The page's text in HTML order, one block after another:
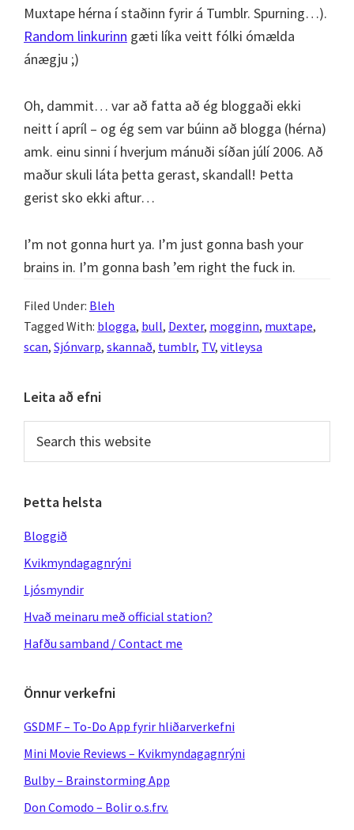
Muxtape hérna í staðinn fyrir á Tumblr. Spurning…).
Random linkurinn gæti líka veitt fólki ómælda
ánægju ;)
Oh, dammit… var að fatta að ég bloggaði ekki
neitt í apríl – og ég sem var búinn að blogga (hérna)
amk. einu sinni í hverjum mánuði síðan júlí 2006. Að
maður skuli láta þetta gerast, skandall! Þetta
gerist sko ekki aftur…
I’m not gonna hurt ya. I’m just gonna bash your
brains in. I’m gonna bash ’em right the fuck in.
Filed Under: Bleh
Tagged With: blogga, bull, Dexter, mogginn, muxtape,
scan, Sjónvarp, skannað, tumblr, TV, vitleysa
Primary
Sidebar
Leita að efni
this
Þetta helsta
Bloggið
Kvikmyndagagnrýni
Ljósmyndir
Hvað meinaru með official station?
Hafðu samband / Contact me
Önnur verkefni
GSDMF – To-Do App fyrir hliðarverkefni
Mini Movie Reviews – Kvikmyndagagnrýni
Bulby – Brainstorming App
Don Comodo – Bolir o.s.frv.